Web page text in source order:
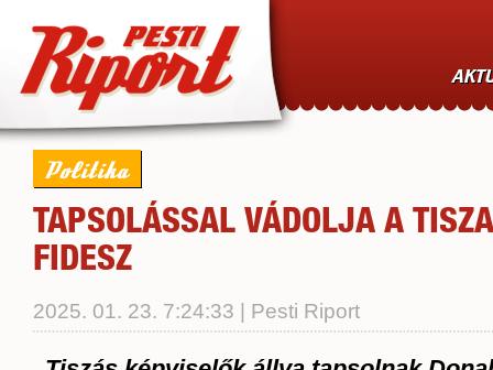
Politika
TAPSOLÁSSAL VÁDOLJA A
FIDESZ
2025. 01. 23. 7:24:33 | Pesti Riport